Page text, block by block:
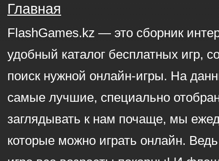
Главная
FlashGames.kz — это сборник
удобный каталог бесплатных игр,
поиск нужной онлайн-игры. На
самые лучшие, специально
заглядывать к нам почаще, мы
которые можно играть онлайн.